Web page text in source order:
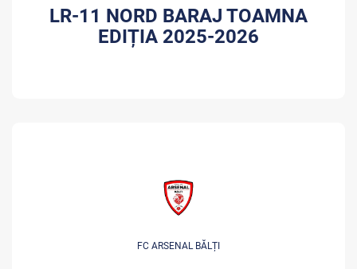
LR-11 NORD BARAJ TOAMNA
EDIȚIA 2025-2026
FC ARSENAL BĂLȚI